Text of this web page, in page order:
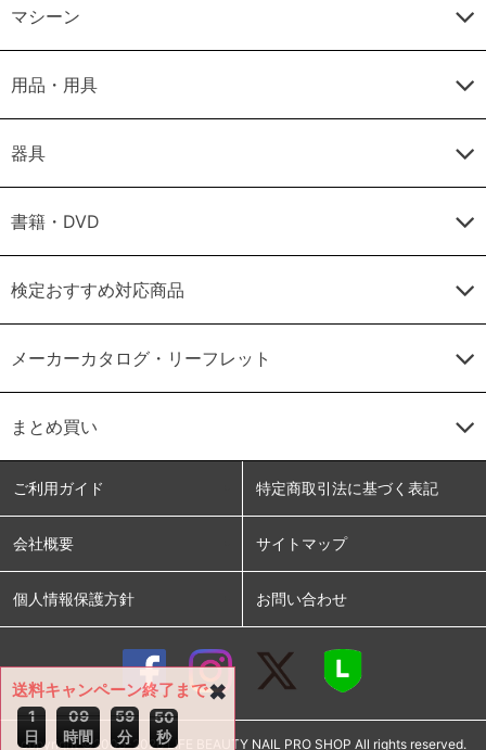
マシーン
用品・用具
器具
書籍・DVD
検定おすすめ対応商品
メーカーカタログ・リーフレット
まとめ買い
ご利用ガイド 特定商取引法に基づく表記
会社概要 サイトマップ
個人情報保護方針 お問い合わせ
copyright ©2005-2026 LIFE BEAUTY NAIL PRO SHOP All rights reserved.
✖
送料キャンペーン終了まで
1
日
09
時間
59
分
49
秒